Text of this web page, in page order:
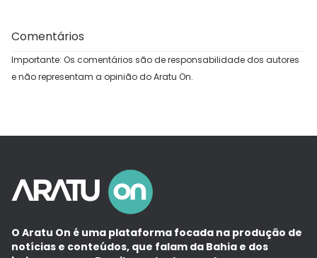
Comentários
Importante: Os comentários são de responsabilidade dos autores
e não representam a opinião do Aratu On.
O Aratu On é uma plataforma focada na produção de
notícias e conteúdos, que falam da Bahia e dos